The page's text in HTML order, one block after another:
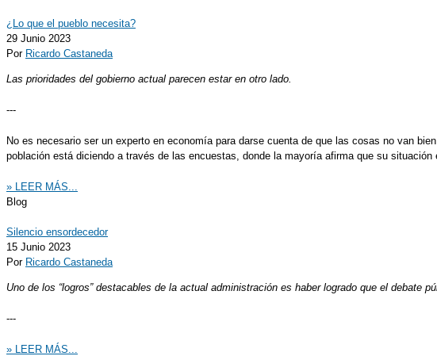
¿Lo que el pueblo necesita?
29 Junio 2023
Por Ricardo Castaneda
Las prioridades del gobierno actual parecen estar en otro lado.
---
No es necesario ser un experto en economía para darse cuenta de que las cosas no van
población está diciendo a través de las encuestas, donde la mayoría afirma que su
» LEER MÁS...
Blog
Silencio ensordecedor
15 Junio 2023
Por Ricardo Castaneda
Uno de los “logros” destacables de la actual administración es haber logrado que el debate
---
» LEER MÁS...